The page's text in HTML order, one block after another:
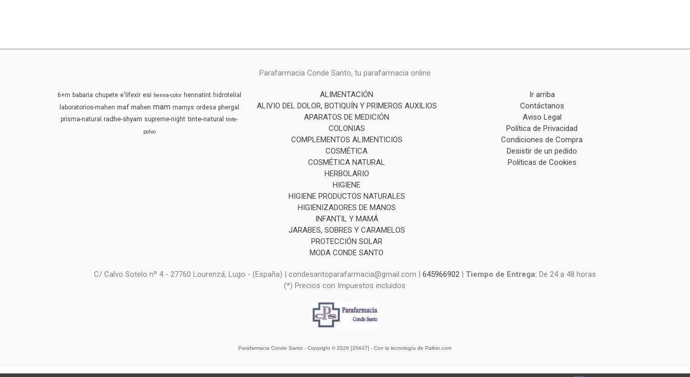
Parafarmacia Conde Santo, tu parafarmacia online
6+m babaria chupete e'lifexir esi henna-color hennatint hidrotelial
laboratorios-mahen maf mahen mam marnys ordesa phergal
prisma-natural radhe-shyam supreme-night tinte-natural
tinte-
polvo
ALIMENTACIÓN
ALIVIO DEL DOLOR, BOTIQUÍN Y PRIMEROS AUXILIOS
APARATOS DE MEDICIÓN
COLONIAS
COMPLEMENTOS ALIMENTICIOS
COSMÉTICA
COSMÉTICA NATURAL
HERBOLARIO
HIGIENE
HIGIENE PRODUCTOS NATURALES
HIGIENIZADORES DE MANOS
INFANTIL Y MAMÁ
JARABES, SOBRES Y CARAMELOS
PROTECCIÓN SOLAR
MODA CONDE SANTO
Ir arriba
Contáctanos
Aviso Legal
Política de Privacidad
Condiciones de Compra
Desistir de un pedido
Políticas de Cookies
C/ Calvo Sotelo nº 4 - 27760 Lourenzá, Lugo - (España) | condesantoparafarmacia@gmail.com | 645966902| Tiempo de Entrega: De 24 a 48 horas
(*) Precios con Impuestos incluidos
Parafarmacia Conde Santo - Copyright © 2026 [35447] - Con la tecnología de Palbin.com